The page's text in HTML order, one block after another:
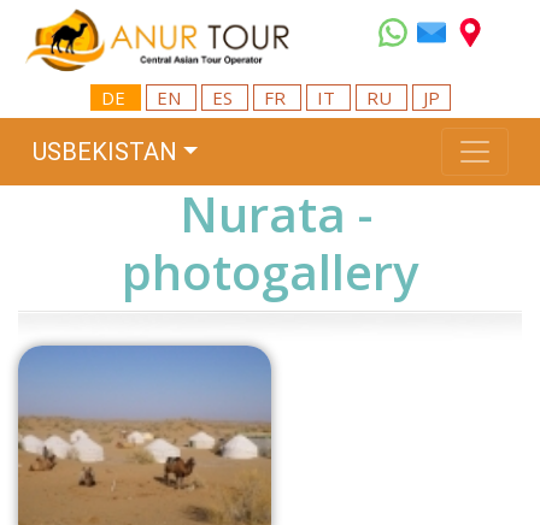
DE EN ES FR IT RU JP
USBEKISTAN
Nurata -
photogallery